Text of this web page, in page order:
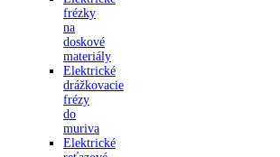
frézky
na
doskové
materiály
Elektrické
drážkovacie
frézy
do
muriva
Elektrické